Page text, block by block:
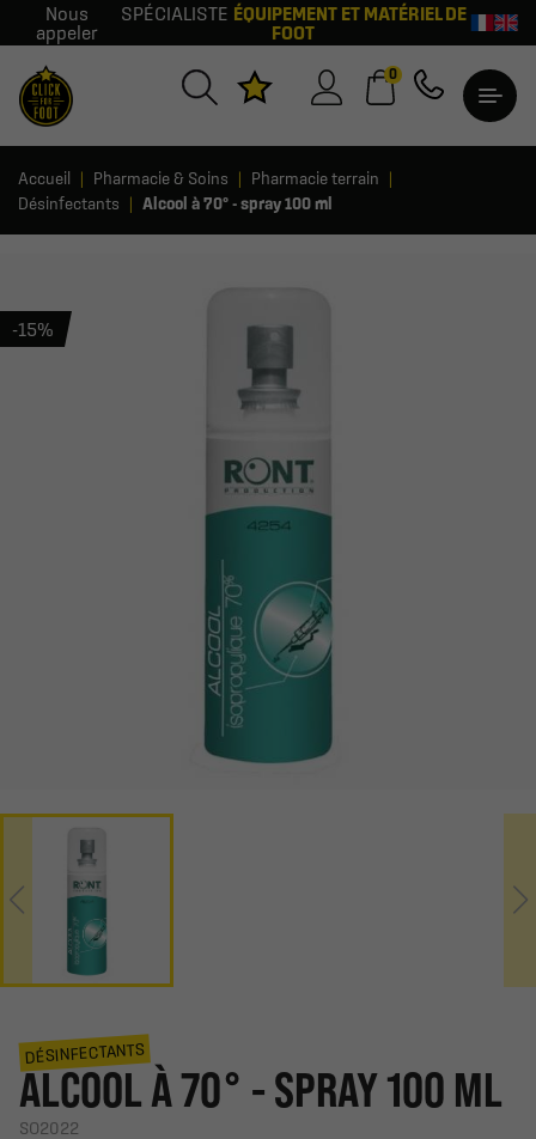
Nous
appeler
SPÉCIALISTE ÉQUIPEMENT ET MATÉRIEL DE
FOOT
0
Accueil Pharmacie & Soins
Pharmacie terrain
Désinfectants
Alcool à 70° - spray 100 ml
-15%
DÉSINFECTANTS
ALCOOL À 70° - SPRAY 100 ML
SO2022